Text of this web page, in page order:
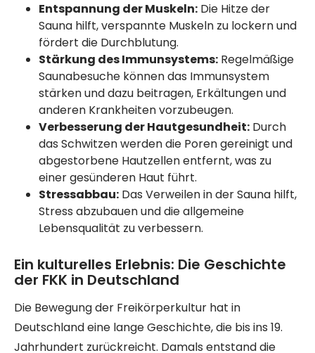
Entspannung der Muskeln: Die Hitze der
Sauna hilft, verspannte Muskeln zu lockern und
fördert die Durchblutung.
Stärkung des Immunsystems: Regelmäßige
Saunabesuche können das Immunsystem
stärken und dazu beitragen, Erkältungen und
anderen Krankheiten vorzubeugen.
Verbesserung der Hautgesundheit: Durch
das Schwitzen werden die Poren gereinigt und
abgestorbene Hautzellen entfernt, was zu
einer gesünderen Haut führt.
Stressabbau: Das Verweilen in der Sauna hilft,
Stress abzubauen und die allgemeine
Lebensqualität zu verbessern.
Ein kulturelles Erlebnis: Die Geschichte
der FKK in Deutschland
Die Bewegung der Freikörperkultur hat in
Deutschland eine lange Geschichte, die bis ins 19.
Jahrhundert zurückreicht. Damals entstand die